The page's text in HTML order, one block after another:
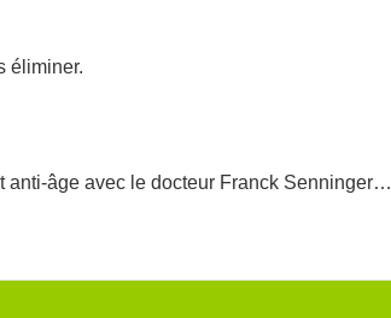
éliminer.
anti-âge avec le docteur Franck Senninger…